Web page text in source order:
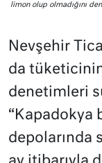
limon olup olmadığını
Nevşehir
da
denetimleri
“Kapadokya
depolarında